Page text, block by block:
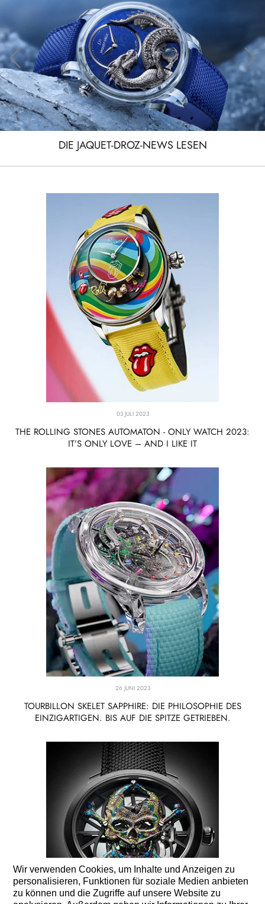
Wir verwenden Cookies, um Inhalte und Anzeigen zu
personalisieren, Funktionen für soziale Medien anbieten
zu können und die Zugriffe auf unsere Website zu
DIE JAQUET-DROZ-NEWS LESEN
03 JULI 2023
THE ROLLING STONES AUTOMATON - ONLY WATCH 2023:
IT’S ONLY LOVE – AND I LIKE IT
26 JUNI 2023
TOURBILLON SKELET SAPPHIRE: DIE PHILOSOPHIE DES
EINZIGARTIGEN. BIS AUF DIE SPITZE GETRIEBEN.